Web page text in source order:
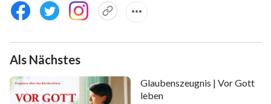
KPCh ist, haben die Angriffe auf den Glauben ein
Höchstmaß erreicht, und sogar die behördlich
zugelassene Drei-Selbst-Kirche wird ausgelöscht und
Kreuze werden abgerissen.
Yu Congguang ist ein Evangelist, der einer
Als Nächstes
Glaubenszeugnis | Vor Gott
leben